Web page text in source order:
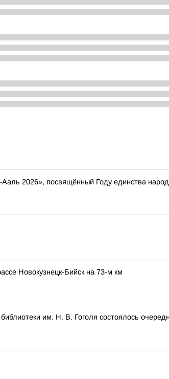
2026», посвящённый Году единства
Новокузнецк-Бийск на 73-м км
им. Н. В. Гоголя состоялось